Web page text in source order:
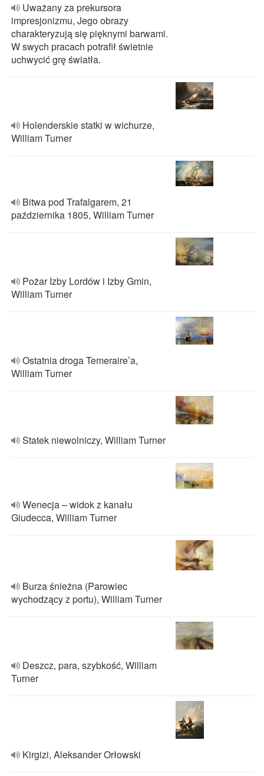
Uważany za prekursora
impresjonizmu, Jego obrazy
charakteryzują się pięknymi barwami.
W swych pracach potrafił świetnie
uchwycić grę światła.
Holenderskie statki w wichurze,
William Turner
Bitwa pod Trafalgarem, 21
października 1805, William Turner
Pożar Izby Lordów i Izby Gmin,
William Turner
Ostatnia droga Temeraire’a,
William Turner
Statek niewolniczy, William Turner
Wenecja – widok z kanału
Giudecca, William Turner
Burza śnieżna (Parowiec
wychodzący z portu), William Turner
Deszcz, para, szybkość, William
Turner
Kirgizi, Aleksander Orłowski